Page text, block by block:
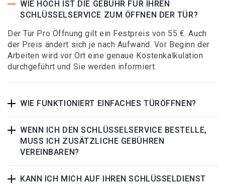
WIE HOCH IST DIE GEBÜHR FÜR IHREN
SCHLÜSSELSERVICE ZUM ÖFFNEN DER TÜR?
Der Tür Pro Öffnung gilt ein Festpreis von 55 €. Auch
der Preis ändert sich je nach Aufwand. Vor Beginn der
Arbeiten wird vor Ort eine genaue Kostenkalkulation
durchgeführt und Sie werden informiert.
WIE FUNKTIONIERT EINFACHES TÜRÖFFNEN?
WENN ICH DEN SCHLÜSSELSERVICE BESTELLE,
MUSS ICH ZUSÄTZLICHE GEBÜHREN
VEREINBAREN?
KANN ICH MICH AUF IHREN SCHLÜSSELDIENST